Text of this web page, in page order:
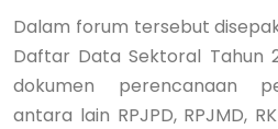
Dalam forum tersebut
Daftar Data Sektoral Tahun
dokumen perencanaan
antara lain RPJPD, RPJMD,